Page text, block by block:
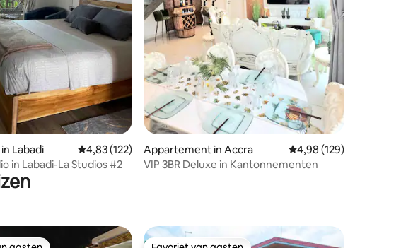
uit 5, 211 recensies
Labadi Gemiddelde beoordeling van 4,83 uit 5, 122 recensies
4,83 (122)
in Labadi-La Studios #2
Appartement in Accra Gemiddelde
4,98 (129)
VIP 3BR Deluxe in Kantonnementen